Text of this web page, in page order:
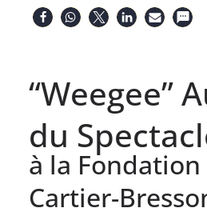
“Weegee”
du
à la
Cartier-